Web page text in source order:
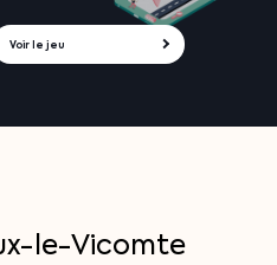
Voir le jeu
le-Vicomte